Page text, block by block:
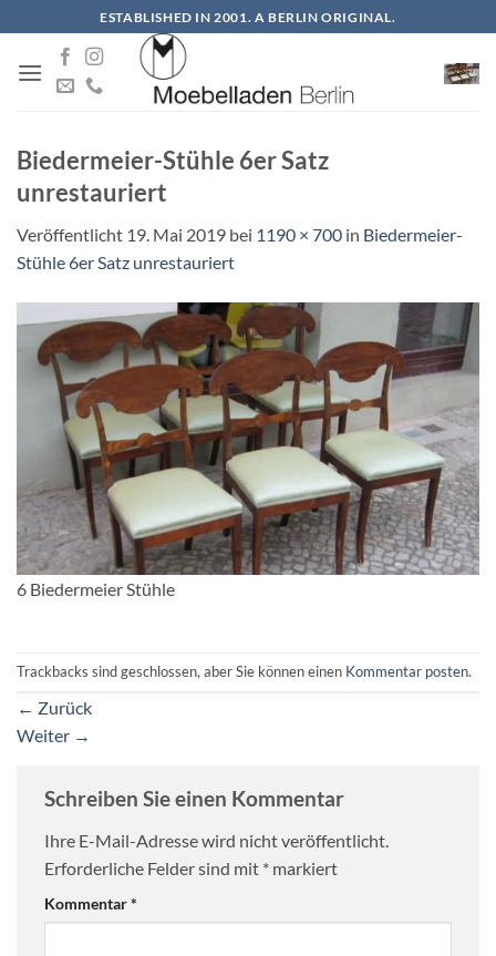
Inhalt
springen
ESTABLISHED IN 2001. A BERLIN ORIGINAL.
Biedermeier-Stühle 6er Satz
unrestauriert
Veröffentlicht 19. Mai 2019 bei 1190 × 700 in Biedermeier-
Stühle 6er Satz unrestauriert
6 Biedermeier Stühle
Trackbacks sind geschlossen, aber Sie können einen Kommentar posten.
← Zurück
Weiter →
Schreiben Sie einen Kommentar
Ihre E-Mail-Adresse wird nicht veröffentlicht.
Erforderliche Felder sind mit * markiert
Kommentar*